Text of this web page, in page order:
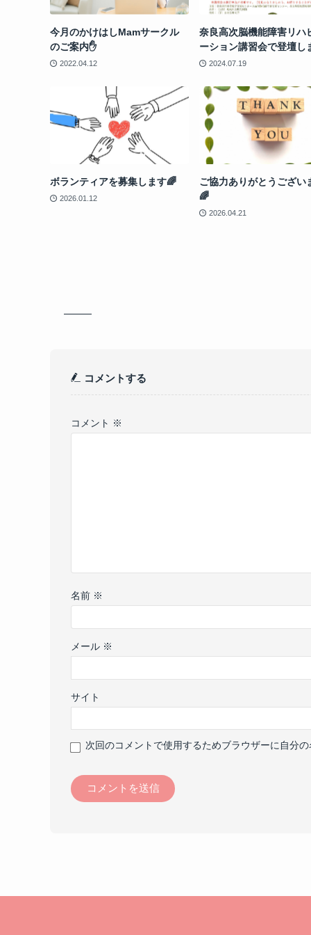
今月のかけはしMamサークル
のご案内✋
2022.04.12
奈良高次脳機能障害リハ
ーション講習会で登壇し
2024.07.19
ボランティアを募集します🌈
2026.01.12
ご協力ありがとうござい
🌈
2026.04.21
コメントする
コメント ※
名前 ※
メール ※
サイト
次回のコメントで使用するためブラウザーに自分